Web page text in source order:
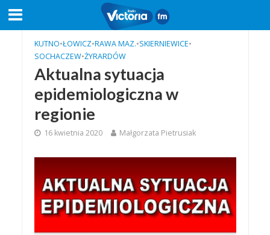
KUTNO•ŁOWICZ•RAWA MAZ.•SKIERNIEWICE•
SOCHACZEW•ŻYRARDÓW
Aktualna sytuacja
epidemiologiczna w
regionie
16 kwietnia 2020 Małgorzata Pietrusiak